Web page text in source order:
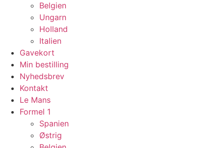
Belgien
Ungarn
Holland
Italien
Gavekort
Min bestilling
Nyhedsbrev
Kontakt
Le Mans
Formel 1
Spanien
Østrig